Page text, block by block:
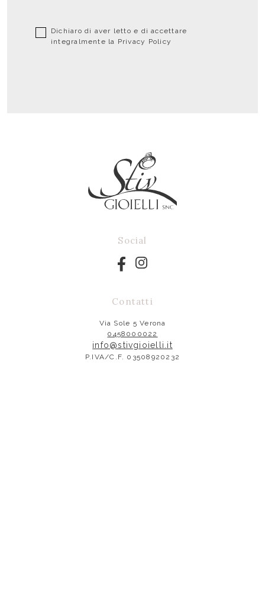
Dichiaro di aver letto e di accettare
integralmente la Privacy Policy
Social
Contatti
Via Sole 5 Verona
0458000022
info@stivgioielli.it
P.IVA/C.F. 03508920232